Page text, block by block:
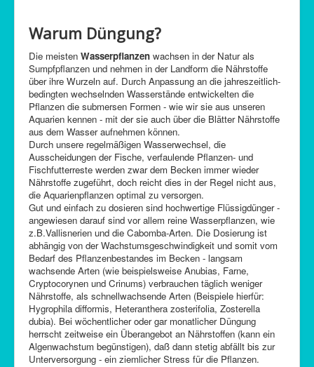
C-Control
Sitemap
Warum Düngung?
Die meisten Wasserpflanzen wachsen in der Natur als
Sumpfpflanzen und nehmen in der Landform die Nährstoffe
über ihre Wurzeln auf. Durch Anpassung an die jahreszeitlich-
bedingten wechselnden Wasserstände entwickelten die
Pflanzen die submersen Formen - wie wir sie aus unseren
Aquarien kennen - mit der sie auch über die Blätter Nährstoffe
aus dem Wasser aufnehmen können.
Durch unsere regelmäßigen Wasserwechsel, die
Ausscheidungen der Fische, verfaulende Pflanzen- und
Fischfutterreste werden zwar dem Becken immer wieder
Nährstoffe zugeführt, doch reicht dies in der Regel nicht aus,
die Aquarienpflanzen optimal zu versorgen.
Gut und einfach zu dosieren sind hochwertige Flüssigdünger -
angewiesen darauf sind vor allem reine Wasserpflanzen, wie
z.B.Vallisnerien und die Cabomba-Arten. Die Dosierung ist
abhängig von der Wachstumsgeschwindigkeit und somit vom
Bedarf des Pflanzenbestandes im Becken - langsam
wachsende Arten (wie beispielsweise Anubias, Farne,
Cryptocorynen und Crinums) verbrauchen täglich weniger
Nährstoffe, als schnellwachsende Arten (Beispiele hierfür:
Hygrophila difformis, Heteranthera zosterifolia, Zosterella
dubia). Bei wöchentlicher oder gar monatlicher Düngung
herrscht zeitweise ein Überangebot an Nährstoffen (kann ein
Algenwachstum begünstigen), daß dann stetig abfällt bis zur
Unterversorgung - ein ziemlicher Stress für die Pflanzen.